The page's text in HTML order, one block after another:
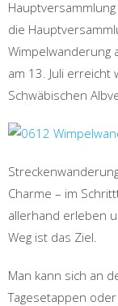
die
Wimpelwanderung
am 13. Juli erreicht
Schwäbischen
Charme – im
allerhand erleben
Weg ist das Ziel.
Man kann sich an
Tagesetappen